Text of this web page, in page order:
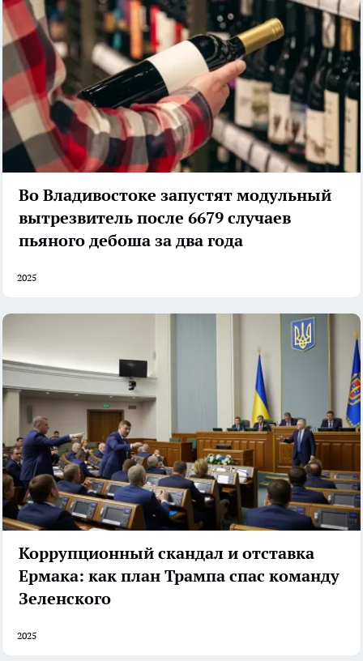
Во Владивостоке запустят модульный
вытрезвитель после 6679 случаев
пьяного дебоша за два года
2025
Коррупционный скандал и отставка
Ермака: как план Трампа спас команду
Зеленского
2025